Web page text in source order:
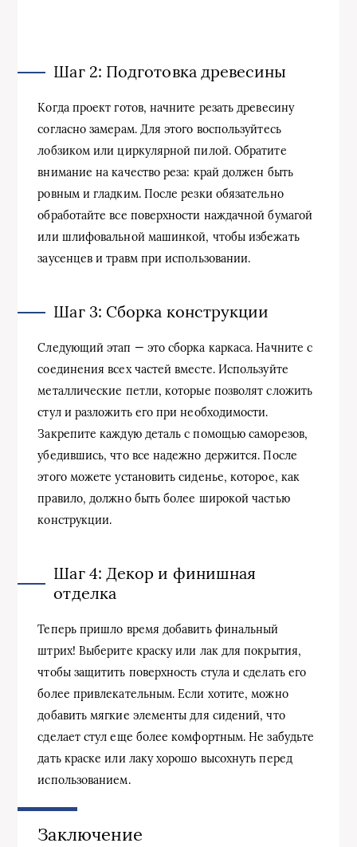
Шаг 2: Подготовка древесины
Когда проект готов, начните резать древесину
согласно замерам. Для этого воспользуйтесь
лобзиком или циркулярной пилой. Обратите
внимание на качество реза: край должен быть
ровным и гладким. После резки обязательно
обработайте все поверхности наждачной бумагой
или шлифовальной машинкой, чтобы избежать
заусенцев и травм при использовании.
Шаг 3: Сборка конструкции
Следующий этап — это сборка каркаса. Начните с
соединения всех частей вместе. Используйте
металлические петли, которые позволят сложить
стул и разложить его при необходимости.
Закрепите каждую деталь с помощью саморезов,
убедившись, что все надежно держится. После
этого можете установить сиденье, которое, как
правило, должно быть более широкой частью
конструкции.
Шаг 4: Декор и финишная
отделка
Теперь пришло время добавить финальный
штрих! Выберите краску или лак для покрытия,
чтобы защитить поверхность стула и сделать его
более привлекательным. Если хотите, можно
добавить мягкие элементы для сидений, что
сделает стул еще более комфортным. Не забудьте
дать краске или лаку хорошо высохнуть перед
использованием.
Заключение